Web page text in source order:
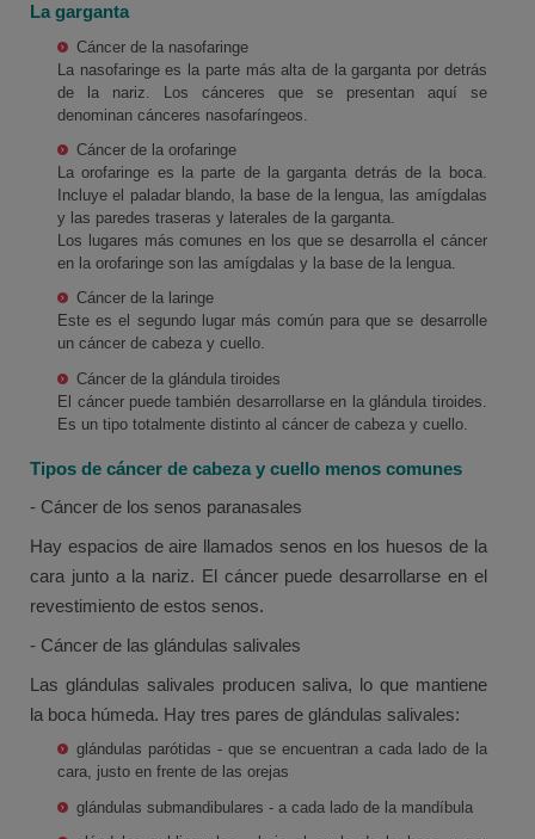
La garganta
Cáncer de la nasofaringe
La nasofaringe es la parte más alta de la garganta por detrás
de la nariz. Los cánceres que se presentan aquí se
denominan cánceres nasofaríngeos.
Cáncer de la orofaringe
La orofaringe es la parte de la garganta detrás de la boca.
Incluye el paladar blando, la base de la lengua, las amígdalas
y las paredes traseras y laterales de la garganta.
Los lugares más comunes en los que se desarrolla el cáncer
en la orofaringe son las amígdalas y la base de la lengua.
Cáncer de la laringe
Este es el segundo lugar más común para que se desarrolle
un cáncer de cabeza y cuello.
Cáncer de la glándula tiroides
El cáncer puede también desarrollarse en la glándula tiroides.
Es un tipo totalmente distinto al cáncer de cabeza y cuello.
Tipos de cáncer de cabeza y cuello menos comunes
- Cáncer de los senos paranasales
Hay espacios de aire llamados senos en los huesos de la
cara junto a la nariz. El cáncer puede desarrollarse en el
revestimiento de estos senos.
- Cáncer de las glándulas salivales
Las glándulas salivales producen saliva, lo que mantiene
la boca húmeda. Hay tres pares de glándulas salivales:
glándulas parótidas - que se encuentran a cada lado de la
cara, justo en frente de las orejas
glándulas submandibulares - a cada lado de la mandíbula